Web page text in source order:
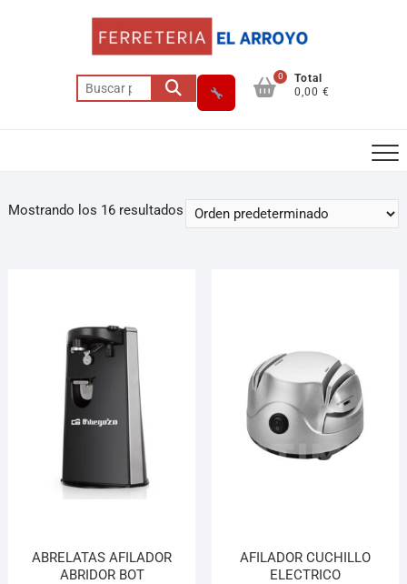
0
Total
0,00 €
Mostrando los 16 resultados
ABRELATAS AFILADOR
ABRIDOR BOT
AFILADOR CUCHILLO
ELECTRICO
Llamar (cerrado) Cómo llegar
¡Hola! Soy el asesor virtual de Ferretería El Arroyo.